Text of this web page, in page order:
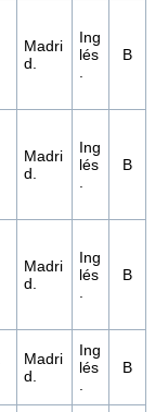
Madri
d.
Ing
lés
B
Madri
d.
Ing
lés
B
Madri
d.
Ing
lés
B
Madri
d.
Ing
lés
B